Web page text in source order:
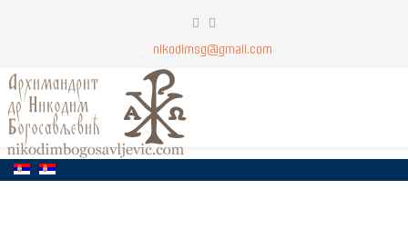
nikodimsg@gmail.com